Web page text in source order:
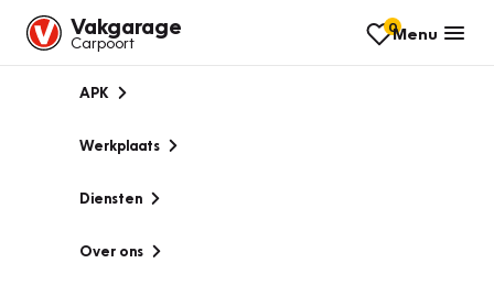
Vakgarage
Carpoort
0Menu
APK
Werkplaats
Diensten
Over ons